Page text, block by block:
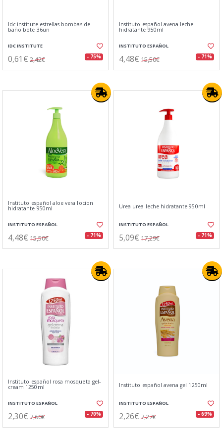
Idc institute estrellas bombas de
baño bote 36un
IDC INSTITUTE
0,61€ 2,42€ - 75%
Instituto español avena leche
hidratante 950ml
INSTITUTO ESPAÑOL
4,48€ 15,50€ - 71%
Instituto español aloe vera locion
hidratante 950ml
INSTITUTO ESPAÑOL
4,48€ 15,50€ - 71%
Urea urea leche hidratante 950ml
INSTITUTO ESPAÑOL
5,09€ 17,29€ - 71%
Instituto español rosa mosqueta gel-
cream 1250ml
INSTITUTO ESPAÑOL
2,30€ 7,60€ - 70%
Instituto español avena gel 1250ml
INSTITUTO ESPAÑOL
2,26€ 7,27€ - 69%